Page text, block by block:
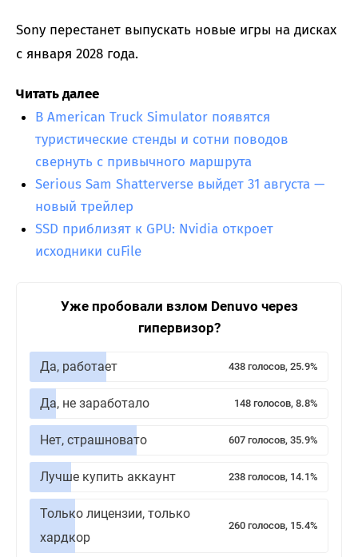
Sony перестанет выпускать новые игры на дисках
с января 2028 года.
Читать далее
В American Truck Simulator появятся
туристические стенды и сотни поводов
свернуть с привычного маршрута
Serious Sam Shatterverse выйдет 31 августа —
новый трейлер
SSD приблизят к GPU: Nvidia откроет
исходники cuFile
Уже пробовали взлом Denuvo через
гипервизор?
Да, работает 438 голосов, 25.9%
Да, не заработало 148 голосов, 8.8%
Нет, страшновато 607 голосов, 35.9%
Лучше купить аккаунт 238 голосов, 14.1%
Только лицензии, только
хардкор
260 голосов, 15.4%